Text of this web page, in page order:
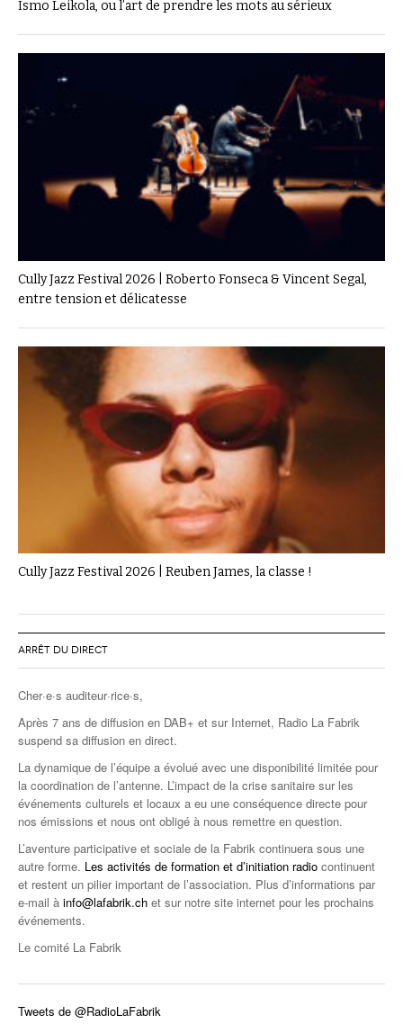
Ismo Leikola, ou l’art de prendre les mots au sérieux
Cully Jazz Festival 2026 | Roberto Fonseca & Vincent Segal,
entre tension et délicatesse
Cully Jazz Festival 2026 | Reuben James, la classe !
ARRÊT DU DIRECT
Cher·e·s auditeur·rice·s,
Après 7 ans de diffusion en DAB+ et sur Internet, Radio La Fabrik
suspend sa diffusion en direct.
La dynamique de l’équipe a évolué avec une disponibilité limitée pour
la coordination de l’antenne. L’impact de la crise sanitaire sur les
événements culturels et locaux a eu une conséquence directe pour
nos émissions et nous ont obligé à nous remettre en question.
L’aventure participative et sociale de la Fabrik continuera sous une
autre forme. Les activités de formation et d’initiation radio continuent
et restent un pilier important de l’association. Plus d’informations par
e-mail à info@lafabrik.ch et sur notre site internet pour les prochains
événements.
Le comité La Fabrik
Tweets de @RadioLaFabrik